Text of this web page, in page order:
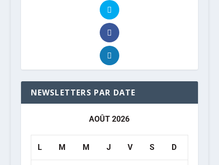
NEWSLETTERS PAR DATE
AOÛT 2026
L M M J V S D